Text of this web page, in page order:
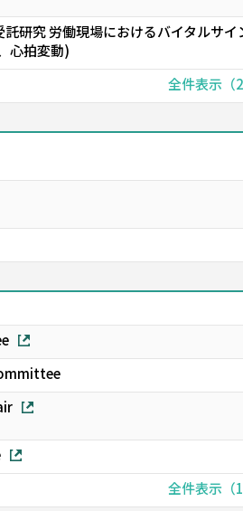
研究 労働現場におけるバイタルサイ
心拍変動)
全件表示（
全件表示（